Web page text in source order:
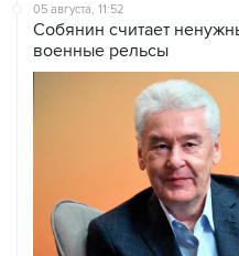
05 августа, 11:52
Собянин считает
военные рельсы